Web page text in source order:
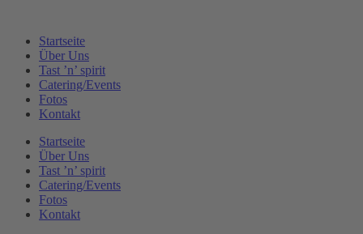
springenStartseite
Über Uns
Tast ’n’ spirit
Catering/Events
Fotos
Kontakt
Startseite
Über Uns
Tast ’n’ spirit
Catering/Events
Fotos
Kontakt